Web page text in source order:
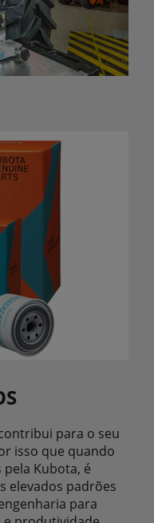
para o seu
isso que quando
pela Kubota, é
elevados padrões
para